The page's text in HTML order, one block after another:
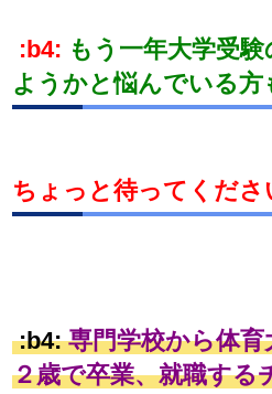
:b4: もう一年大学受
ようかと悩んでいる方
ちょっと待ってくださ
:b4:専門学校から体
２歳で卒業、就職する